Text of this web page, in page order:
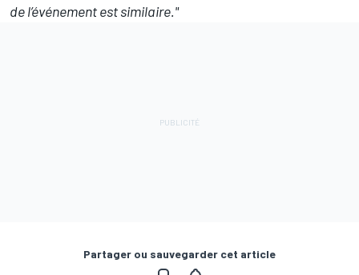
de l’événement est similaire."
Partager ou sauvegarder cet article